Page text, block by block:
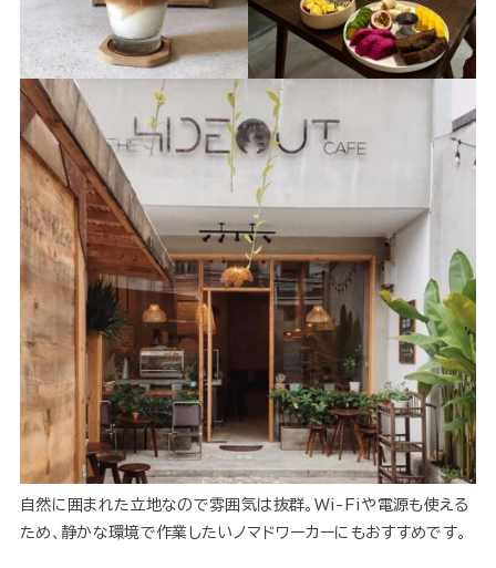
自然に囲まれた立地なので雰囲気は抜群。Wi-Fiや電源も使える
ため、静かな環境で作業したいノマドワーカーにもおすすめです。